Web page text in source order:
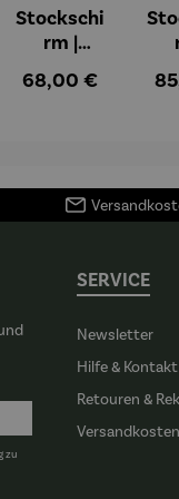
Stockschi
rm |
ten mit
Gustav
Klimt
Regulärer Preis:
68,00 €
zu
SERVICE
Newsletter
Hilfe & Kontakt
Retouren &
Versandkosten